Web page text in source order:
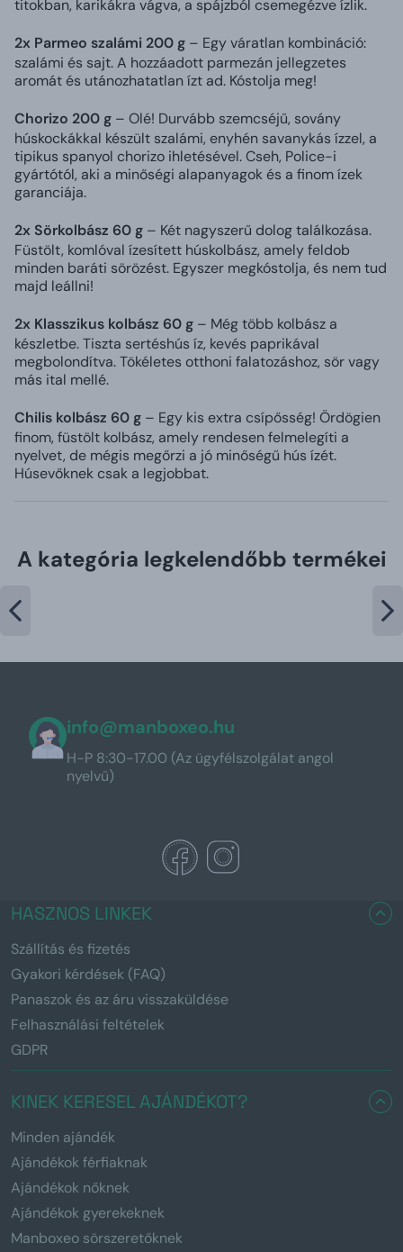
titokban, karikákra vágva, a spájzból csemegézve ízlik.
2x Parmeo szalámi 200 g – Egy váratlan kombináció:
szalámi és sajt. A hozzáadott parmezán jellegzetes
aromát és utánozhatatlan ízt ad. Kóstolja meg!
Chorizo 200 g – Olé! Durvább szemcséjű, sovány
húskockákkal készült szalámi, enyhén savanykás ízzel, a
tipikus spanyol chorizo ihletésével. Cseh, Police-i
gyártótól, aki a minőségi alapanyagok és a finom ízek
garanciája.
2x Sörkolbász 60 g – Két nagyszerű dolog találkozása.
Füstölt, komlóval ízesített húskolbász, amely feldob
minden baráti sörözést. Egyszer megkóstolja, és nem tud
majd leállni!
2x Klasszikus kolbász 60 g – Még több kolbász a
készletbe. Tiszta sertéshús íz, kevés paprikával
megbolondítva. Tökéletes otthoni falatozáshoz, sör vagy
más ital mellé.
Chilis kolbász 60 g – Egy kis extra csípősség! Ördögien
finom, füstölt kolbász, amely rendesen felmelegíti a
nyelvet, de mégis megőrzi a jó minőségű hús ízét.
Húsevőknek csak a legjobbat.
A kategória legkelendőbb termékei
info@manboxeo.hu
H-P 8:30-17.00 (Az ügyfélszolgálat angol
nyelvű)
HASZNOS LINKEK
Szállítás és fizetés
Gyakori kérdések (FAQ)
Panaszok és az áru visszaküldése
Felhasználási feltételek
GDPR
KINEK KERESEL AJÁNDÉKOT?
Minden ajándék
Ajándékok férfiaknak
Ajándékok nőknek
Ajándékok gyerekeknek
Manboxeo sörszeretőknek